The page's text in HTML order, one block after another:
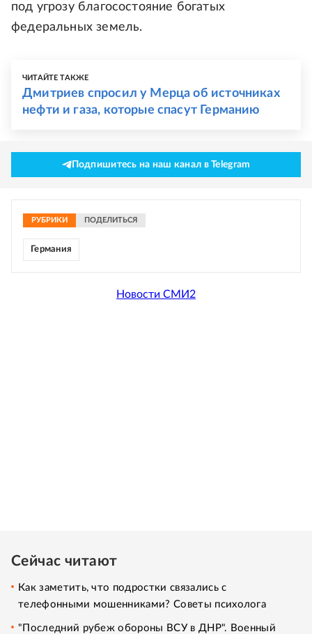
под угрозу благосостояние богатых
федеральных земель.
ЧИТАЙТЕ ТАКЖЕ
Дмитриев спросил у Мерца об источниках
нефти и газа, которые спасут Германию
Подпишитесь на наш канал в Telegram
РУБРИКИ ПОДЕЛИТЬСЯ
Германия
Новости СМИ2
Сейчас читают
Как заметить, что подростки связались с
телефонными мошенниками? Советы психолога
"Последний рубеж обороны ВСУ в ДНР". Военный